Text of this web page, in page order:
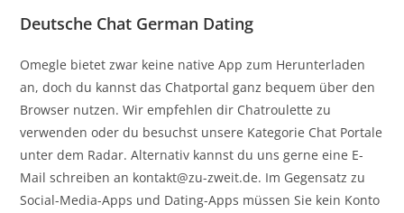
Deutsche Chat German Dating
Omegle bietet zwar keine native App zum Herunterladen
an, doch du kannst das Chatportal ganz bequem über den
Browser nutzen. Wir empfehlen dir Chatroulette zu
verwenden oder du besuchst unsere Kategorie Chat Portale
unter dem Radar. Alternativ kannst du uns gerne eine E-
Mail schreiben an kontakt@zu-zweit.de. Im Gegensatz zu
Social-Media-Apps und Dating-Apps müssen Sie kein Konto